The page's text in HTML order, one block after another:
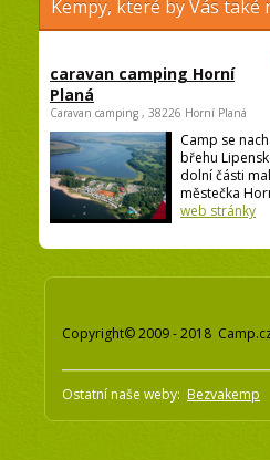
Kempy, které by Vás také
caravan camping Horní
Planá
Caravan camping , 38226 Horní Planá
Camp se
břehu
dolní části
městečka
web stránky
Copyright© 2009 - 2018
Ostatní naše weby: Bezvakemp